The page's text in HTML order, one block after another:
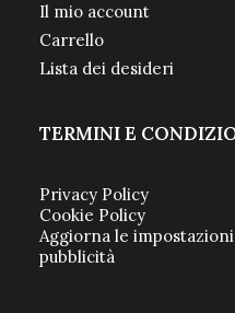
Il mio account
Carrello
Lista dei desideri
TERMINI E
Privacy Policy
Cookie Policy
Aggiorna le
pubblicità